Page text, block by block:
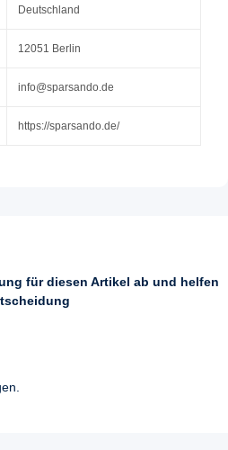
Deutschland
12051 Berlin
info@sparsando.de
https://sparsando.de/
für diesen Artikel ab und helfen